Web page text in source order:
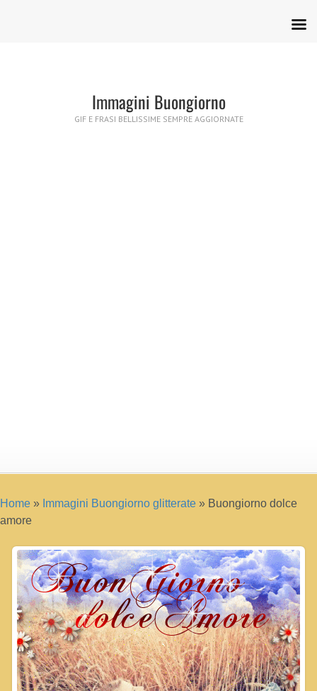
Immagini Buongiorno
GIF E FRASI BELLISSIME SEMPRE AGGIORNATE
Home » Immagini Buongiorno glitterate » Buongiorno dolce
amore